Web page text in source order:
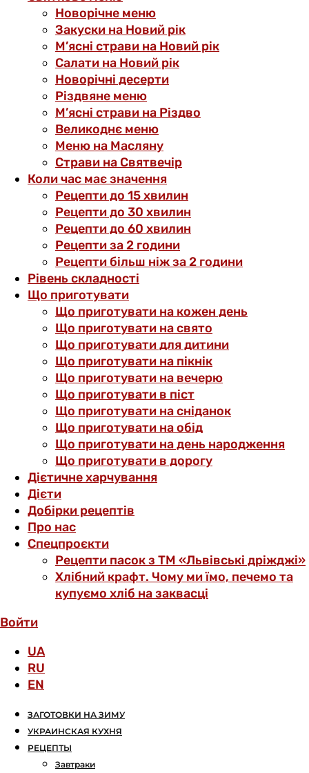
Новорічне меню
Закуски на Новий рік
М’ясні страви на Новий рік
Салати на Новий рік
Новорічні десерти
Різдвяне меню
М’ясні страви на Різдво
Великоднє меню
Меню на Масляну
Страви на Святвечір
Коли час має значення
Рецепти до 15 хвилин
Рецепти до 30 хвилин
Рецепти до 60 хвилин
Рецепти за 2 години
Рецепти більш ніж за 2 години
Рівень складності
Що приготувати
Що приготувати на кожен день
Що приготувати на свято
Що приготувати для дитини
Що приготувати на пікнік
Що приготувати на вечерю
Що приготувати в піст
Що приготувати на сніданок
Що приготувати на обід
Що приготувати на день народження
Що приготувати в дорогу
Дієтичне харчування
Дієти
Добірки рецептів
Про нас
Спецпроєкти
Рецепти пасок з ТМ «Львівські дріжджі»
Хлібний крафт. Чому ми їмо, печемо та
купуємо хліб на заквасці
Войти
UA
RU
EN
ЗАГОТОВКИ НА ЗИМУ
УКРАИНСКАЯ КУХНЯ
РЕЦЕПТЫ
Завтраки